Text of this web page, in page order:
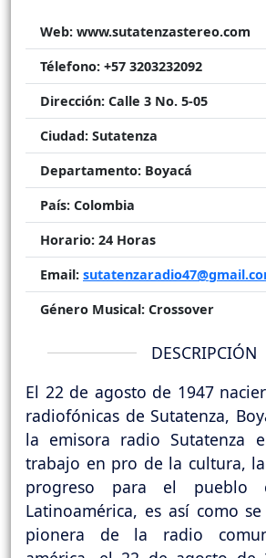
Web: www.sutatenzastereo.com
Télefono: +57 3203232092
Dirección: Calle 3 No. 5-05
Ciudad: Sutatenza
Departamento: Boyacá
País: Colombia
Horario: 24 Horas
Email:
Género Musical: Crossover
DESCRIPCIÓN
El 22 de agosto de 1947
radiofónicas de Sutatenza,
la emisora radio Sutatenza
trabajo en pro de la cultura,
progreso para el pueblo
Latinoamérica, es así como
pionera de la radio